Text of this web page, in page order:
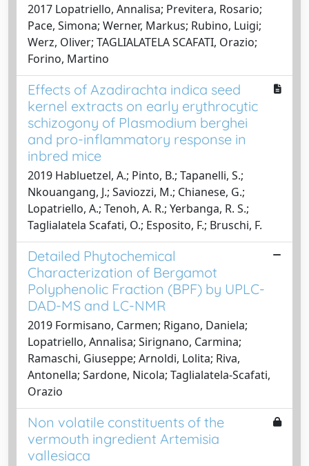
2017 Lopatriello, Annalisa; Previtera, Rosario;
Pace, Simona; Werner, Markus; Rubino, Luigi;
Werz, Oliver; TAGLIALATELA SCAFATI, Orazio;
Forino, Martino
Effects of Azadirachta indica seed
kernel extracts on early erythrocytic
schizogony of Plasmodium berghei
and pro-inflammatory response in
inbred mice
2019 Habluetzel, A.; Pinto, B.; Tapanelli, S.;
Nkouangang, J.; Saviozzi, M.; Chianese, G.;
Lopatriello, A.; Tenoh, A. R.; Yerbanga, R. S.;
Taglialatela Scafati, O.; Esposito, F.; Bruschi, F.
Detailed Phytochemical
Characterization of Bergamot
Polyphenolic Fraction (BPF) by UPLC-
DAD-MS and LC-NMR
2019 Formisano, Carmen; Rigano, Daniela;
Lopatriello, Annalisa; Sirignano, Carmina;
Ramaschi, Giuseppe; Arnoldi, Lolita; Riva,
Antonella; Sardone, Nicola; Taglialatela-Scafati,
Orazio
Non volatile constituents of the
vermouth ingredient Artemisia
vallesiaca